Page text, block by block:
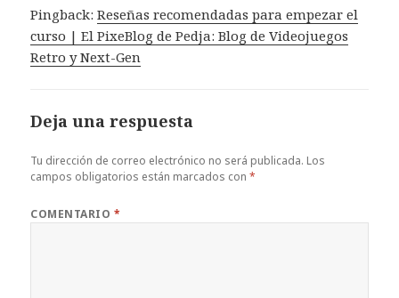
Pingback:Reseñas recomendadas para empezar el
curso | El PixeBlog de Pedja: Blog de Videojuegos
Retro y Next-Gen
Deja una respuesta
Tu dirección de correo electrónico no será publicada. Los
campos obligatorios están marcados con*
COMENTARIO *